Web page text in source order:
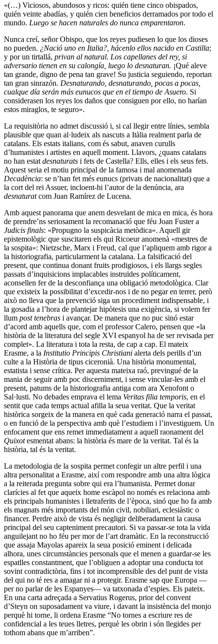
«(…) Viciosos, abundosos y ricos: quién tiene cinco obispados,
quién veinte abadías, y quién cien beneficios derramados por todo el
mundo. Luego se hacen naturales do nunca emparentaron.
Nunca creí, señor Obispo, que los reyes pudiesen lo que los dioses
no pueden. ¿Nació uno en Italia?, hácenlo ellos nacido en Castilla;
y por un tirtallá, privan al natural. Los capellanes del rey, si
adversario tienen en su calongía, luego lo desnaturan. ¡Qué aleve
tan grande, digno de pena tan grave! Su justicia seguiendo, reportan
tan gran sinrazón. Desnaturando, desnaturando, pocas a pocas,
cualque día serán más eunucos que en el tiempo de Asuero. Si
considerasen los reyes los daños que consiguen por ello, no harían
estos miraglos, te seguro».
La requisitòria no admet discussió i, si cal llegir entre línies, sembla
plausible que quan al·ludeix als nascuts a Itàlia realment parla de
catalans. Els estats italians, com és sabut, anaven curulls
d’humanistes i artistes en aquell moment. Llavors, ¿quans catalans
no han estat desnaturats i fets de Castella? Ells, elles i els seus fets.
Aquest seria el motiu principal de la famosa i mal anomenada
Decadència: se n’han fet més eunucs (privats de nacionalitat) que a
la cort del rei Assuer, incloent-hi l’autor de la denúncia, ara
desnaturatcom Juan Ramírez de Lucena.
Amb aquest panorama que anem desvelant de mica en mica, és hora
de prendre’ns seriosament la recomanació que féu Joan Fuster a
Judicis finals: «Propugno la suspicàcia metòdica». Aquell gir
epistemològic que suscitaren els qui Ricoeur anomenà «mestres de
la sospita»: Nietzsche, Marx i Freud, cal que l’apliquem amb rigor a
la historiografia, particularment la catalana. La falsificació del
present, que continua donant fruits prodigiosos, i els llargs segles
passats d’inquisicions implacables instruïdes políticament,
aconsellen fer de la desconfiança una obligació metodològica. Clar
que existeix la possibilitat d’excedir-nos i de no pegar en terrer, però
això no lleva que la prevenció siga un procediment indispensable, i
la gosadia a l’hora de plantejar hipòtesis una exigència, si volem fer
llum post tenebras i avançar. De manera que no puc sinó estar
d’acord amb aquells que, com el professor Calero, pensen que «la
història de la literatura del segle XVI espanyol ha de ser revisada per
complet». La literatura i tota la resta, de cap a cap. El mateix
Erasme, a la Institutio Principis Christiani alerta dels perills d’un
culte a la Història de tipus ciceronià. Una història monumental,
estatista i sense crítica. Per aquesta mateixa raó, previngué de la
mania de seguir amb poc discerniment, i sense vincular-les amb el
present, patums de la historiografia antiga com ara Xenofont o
Sal·lusti. No debades emprava el lema Veritas filia temporis, en el
sentit que cada temps actual afilla la seua veritat. Que la veritat
històrica sorgeix de la manera en què cada generació narra el passat,
o en funció de la perspectiva amb què l’estudiem i l’investiguem. Un
enfocament que ens remet immediatament a aquell raonament del
Quixotesmentat abans: la història és mare de la veritat. Tal és la
història, tal és la veritat.
La metodologia de la sospita permet confegir un altre perfil i una
altra personalitat a Erasme, així com respondre amb una altra lògica
a la reiterada pregunta sobre qui era l’humanista. Permet donar
clarícies al fet que aqueix home escàpol no només es relaciona amb
els principals humanistes i lletraferits de l’època, sinó que ho fa amb
els magnats més importants del món civil, nobiliari, eclesiàstic o
financer. Perdre això de vista és negligir deliberadament la causa
principal del seu capteniment precautori. Si va passar-se tota la vida
anguilejant no ho féu per mor de l’art dramàtic. En la reconstrucció
que assaja Mayolas apareix la seua posició eminent i delicada
alhora, unes circumstàncies personals que el menen a guardar-se les
espatlles constantment, que l’obliguen a adoptar una conducta tot
sovint contradictòria, fins i tot incomprensible des del punt de vista
del qui no té res a amagar ni a protegir. Erasme sap que Europa —
per no parlar de les Espanyes— va tatxonada d’espies. Els pateix.
En una carta adreçada a Servatius Rogerus, prior del convent
d’Steyn on suposadament va viure, i davant la insistència del monjo
perquè hi torne, li ordena Erasme “No tornes a escriure res de
confidencial a les teues lletres, perquè les obrin i són llegides per
tothom abans que m’arriben”.